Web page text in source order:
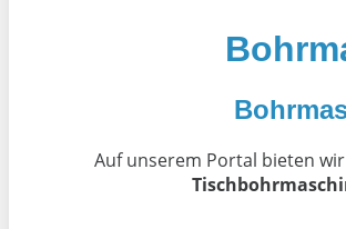
Auf unserem Portal bieten